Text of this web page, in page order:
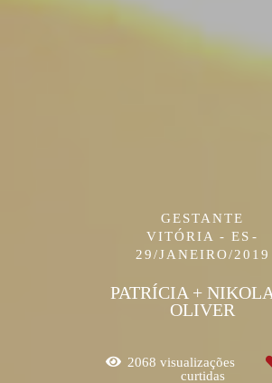
GESTANTE
VITÓRIA - ES
29/JANEIRO/2019
PATRÍCIA +
OLIVER
2068 visualizações
curtidas